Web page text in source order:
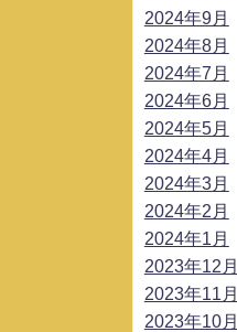
2024年9月
2024年8月
2024年7月
2024年6月
2024年5月
2024年4月
2024年3月
2024年2月
2024年1月
2023年12月
2023年11月
2023年10月